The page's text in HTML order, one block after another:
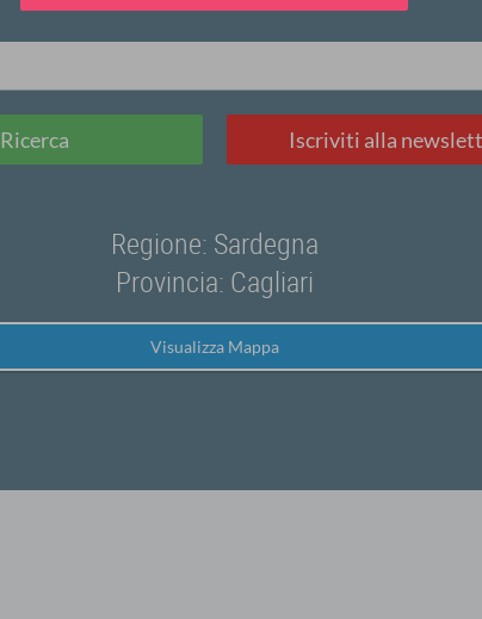
Ricerca Iscriviti alla
Regione: Sardegna
Provincia: Cagliari
Visualizza Mappa